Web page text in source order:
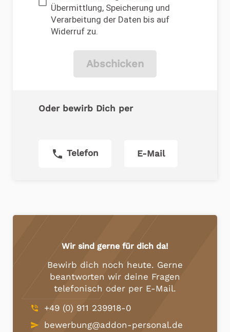
Übermittlung, Speicherung und
Verarbeitung der Daten bis auf
Widerruf zu.
Abschicken
Oder bewirb Dich per
phone Telefon E-Mail
Wir sind gerne für dich da!
Bewirb dich noch heute. Gerne
beantworten wir deine Fragen
telefonisch oder per E-Mail.
phone_in_talk +49 (0) 911 239918-0
send bewerbung@addon-personal.de